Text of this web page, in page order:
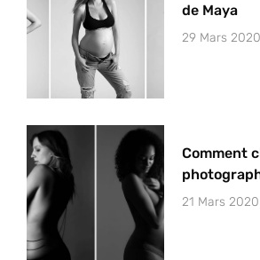
de Maya
29 Mars 2020
Comment
21 Mars 2020